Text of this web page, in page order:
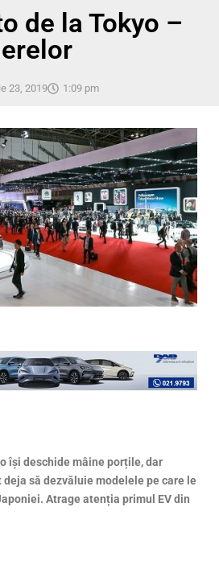
de la Tokyo –
23, 2019 1:09 pm
își deschide mâine porțile, dar
să dezvăluie modelele pe care le
Atrage atenția primul EV din